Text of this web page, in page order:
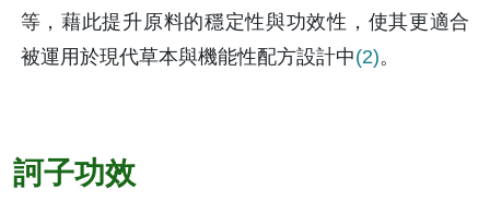
等，藉此提升原料的穩定性與功效性，使其更適合
被運用於現代草本與機能性配方設計中(2)。
訶子功效